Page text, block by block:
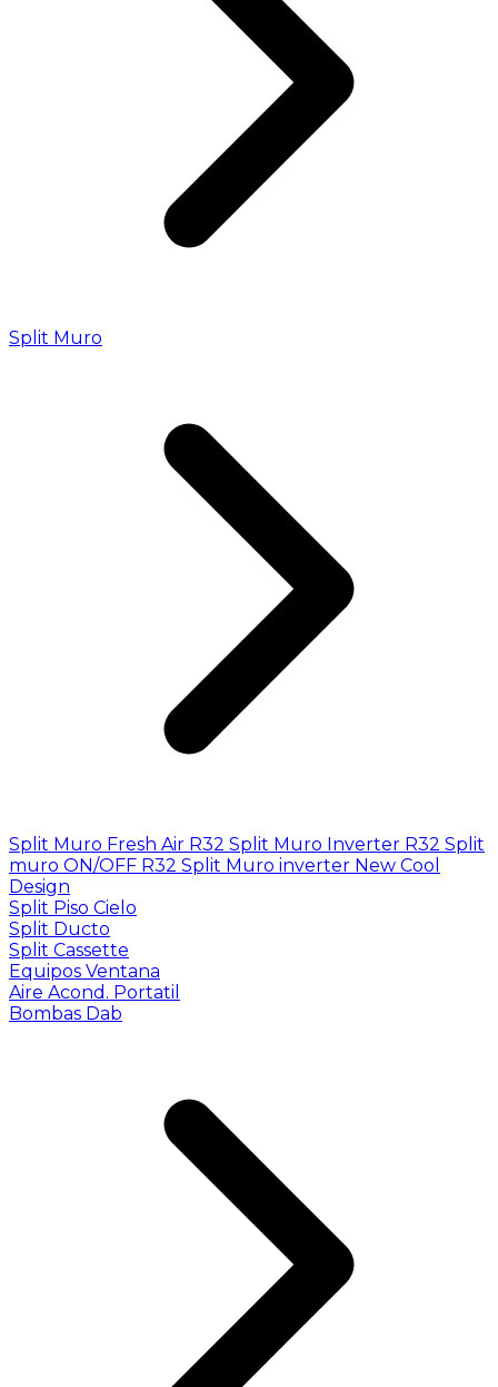
Split Muro
Split Muro Fresh Air R32 Split Muro Inverter R32 Split
muro ON/OFF R32 Split Muro inverter New Cool
Design
Split Piso Cielo
Split Ducto
Split Cassette
Equipos Ventana
Aire Acond. Portatil
Bombas Dab